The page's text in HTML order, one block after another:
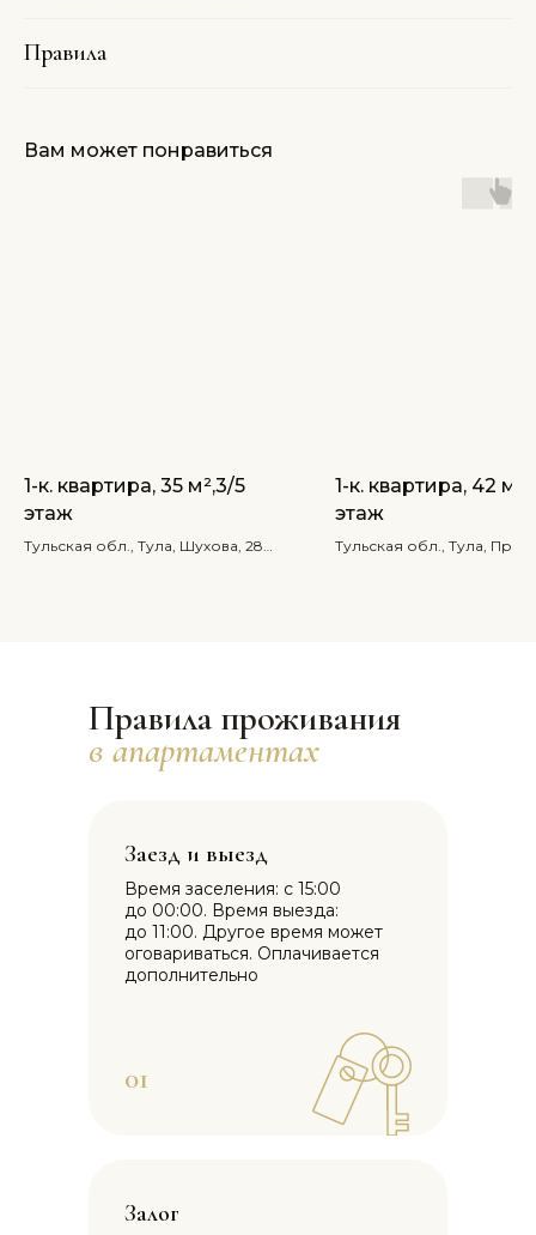
Правила
Вам может понравиться
1-к. квартира, 35 м²,3/5
этаж
Тульская обл., Тула, Шухова, 28
1-к. квартира, 42 м²,
этаж
Тульская обл., Тула,
Правила проживания
в апартаментах
Заезд и выезд
Время заселения: с 15:00
до 00:00. Время выезда:
до 11:00. Другое время может
оговариваться. Оплачивается
дополнительно
01
Залог